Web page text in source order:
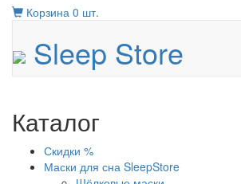
Корзина 0 шт.
Sleep Store
Каталог
Скидки %
Маски для сна SleepStore